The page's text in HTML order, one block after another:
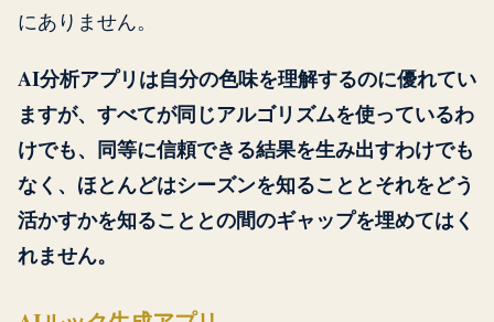
にありません。
AI分析アプリは自分の色味を理解するのに優れてい
ますが、すべてが同じアルゴリズムを使っているわ
けでも、同等に信頼できる結果を生み出すわけでも
なく、ほとんどはシーズンを知ることとそれをどう
活かすかを知ることとの間のギャップを埋めてはく
れません。